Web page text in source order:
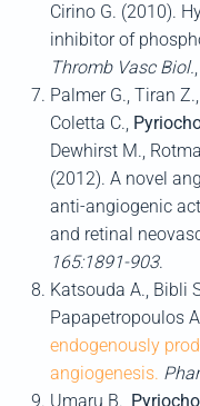
Cirino G. (2010).
inhibitor of
Thromb Vasc Biol.,
Palmer G., Tiran
Coletta C.,
Dewhirst M.,
(2012). A novel
anti-angiogenic
and retinal
165:1891-903.
Katsouda A., Bibli
Papapetropoulos
endogenously
angiogenesis.
Umaru B.,